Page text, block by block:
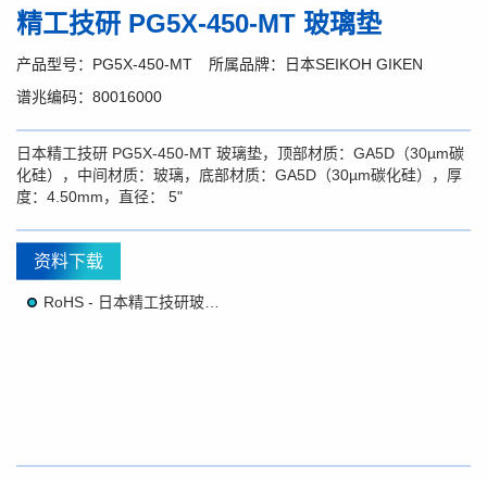
精工技研 PG5X-450-MT 玻璃垫
产品型号：PG5X-450-MT
所属品牌：日本SEIKOH GIKEN
谱兆编码：80016000
日本精工技研 PG5X-450-MT 玻璃垫，顶部材质：GA5D（30µm碳
化硅），中间材质：玻璃，底部材质：GA5D（30µm碳化硅），厚
度：4.50mm，直径： 5"
资料下载